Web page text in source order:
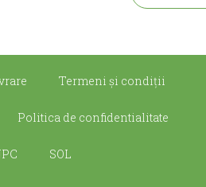
Termeni şi condiţii
Politica de confidentialitate
SOL